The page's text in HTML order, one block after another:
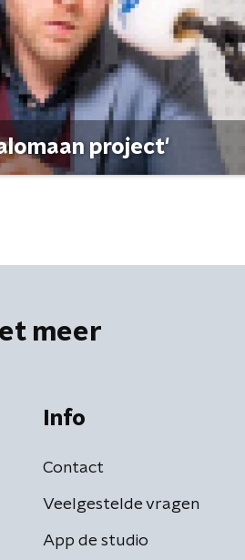
project'
meer
Info
Contact
Veelgestelde vragen
App de studio